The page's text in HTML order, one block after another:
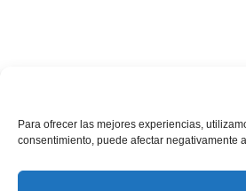
Para ofrecer las mejores experiencias,
consentimiento, puede afectar negativamente